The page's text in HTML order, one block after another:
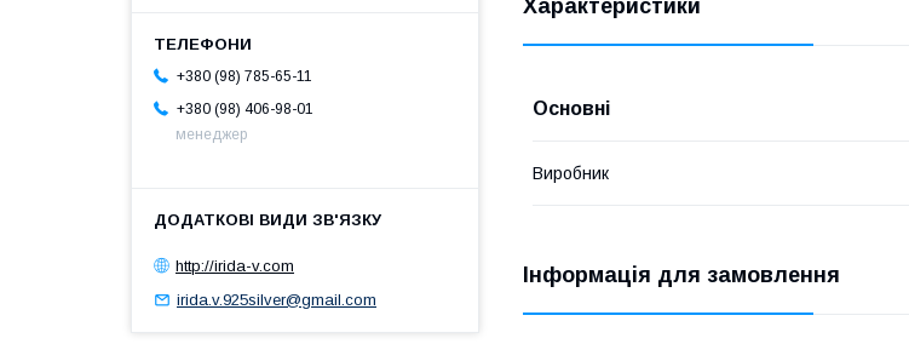
Характеристики
Основні
Виробник
Інформація для замовлення
+380 (98) 785-65-11
+380 (98) 406-98-01
менеджер
http://irida-v.com
irida.v.925silver@gmail.com